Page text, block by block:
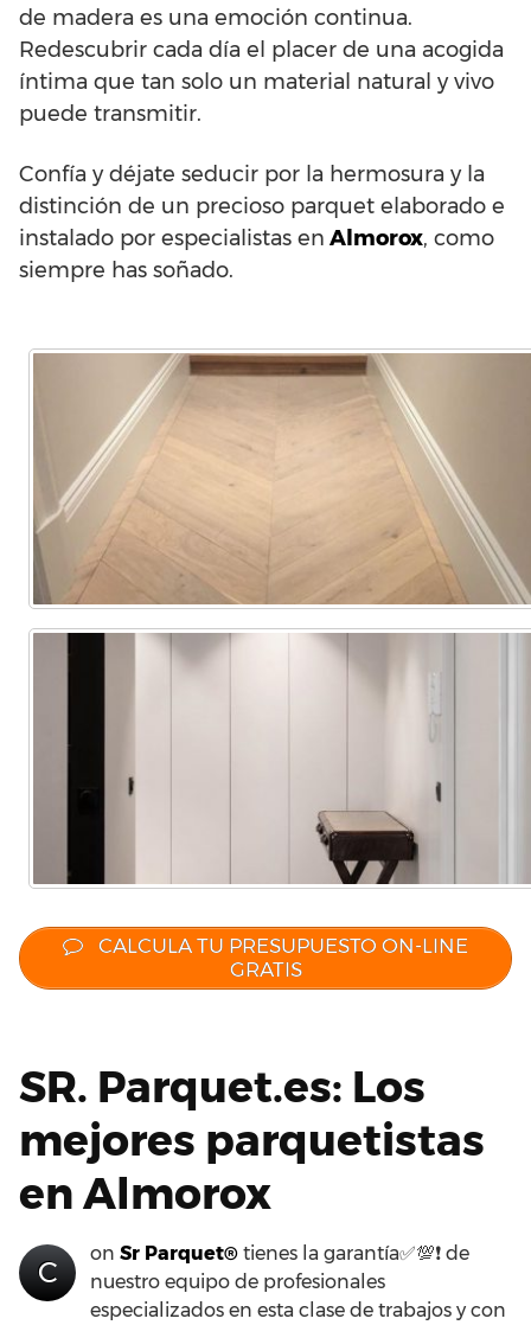
de madera es una emoción continua.
Redescubrir cada día el placer de una acogida
íntima que tan solo un material natural y vivo
puede transmitir.
Confía y déjate seducir por la hermosura y la
distinción de un precioso parquet elaborado e
instalado por especialistas en Almorox, como
siempre has soñado.
CALCULA TU PRESUPUESTO ON-LINE
GRATIS
SR. Parquet.es: Los
mejores parquetistas
en Almorox
C
on Sr Parquet® tienes la garantía✅💯❗ de
nuestro equipo de profesionales
especializados en esta clase de trabajos y con